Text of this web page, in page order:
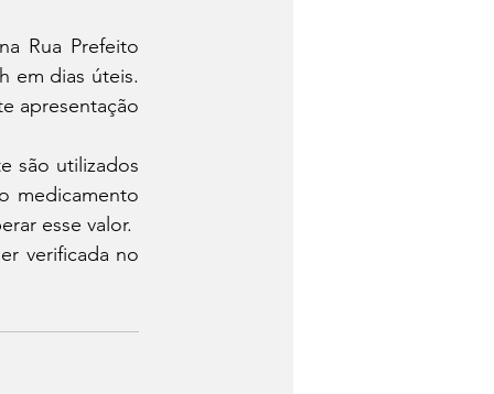
Rua Prefeito
em dias úteis.
apresentação
são utilizados
medicamento
esse valor.
verificada no